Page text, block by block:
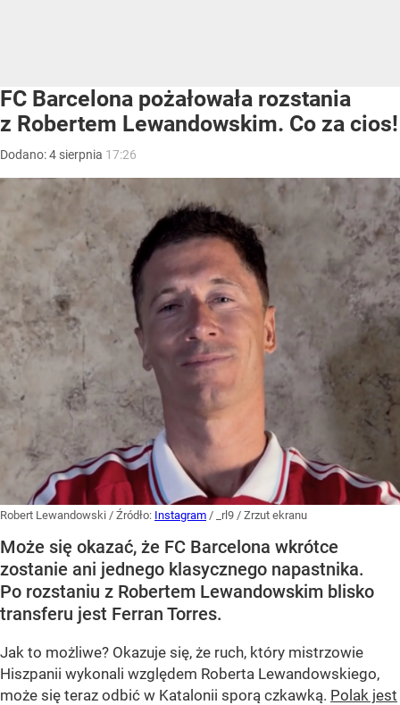
FC Barcelona pożałowała rozstania
z Robertem Lewandowskim. Co za cios!
Dodano:4 sierpnia 17:26
Robert Lewandowski / Źródło: Instagram / _rl9 / Zrzut ekranu
Może się okazać, że FC Barcelona wkrótce
zostanie ani jednego klasycznego napastnika.
Po rozstaniu z Robertem Lewandowskim blisko
transferu jest Ferran Torres.
Jak to możliwe? Okazuje się, że ruch, który mistrzowie
Hiszpanii wykonali względem Roberta Lewandowskiego,
może się teraz odbić w Katalonii sporą czkawką. Polak jest